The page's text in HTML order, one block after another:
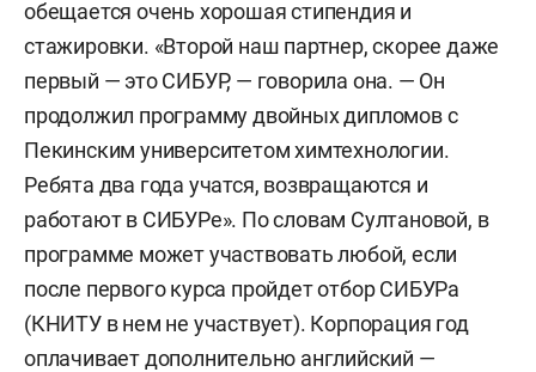
обещается очень хорошая стипендия и
стажировки. «Второй наш партнер, скорее даже
первый — это СИБУР, — говорила она. — Он
продолжил программу двойных дипломов с
Пекинским университетом химтехнологии.
Ребята два года учатся, возвращаются и
работают в СИБУРе». По словам Султановой, в
программе может участвовать любой, если
после первого курса пройдет отбор СИБУРа
(КНИТУ в нем не участвует). Корпорация год
оплачивает дополнительно английский —